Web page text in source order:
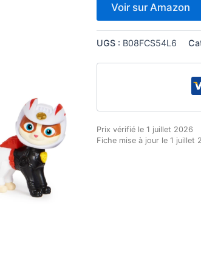
Voir sur Amazon
UGS : B08FCS54L6
Prix vérifié le 1 juillet 2026
Fiche mise à jour le 1 juillet